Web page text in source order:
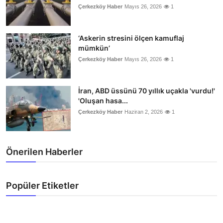
Çerkezköy Haber Mayıs 26, 2026 1
‘Askerin stresini ölçen kamuflaj
mümkün’
Çerkezköy Haber Mayıs 26, 2026 1
İran, ABD üssünü 70 yıllık uçakla 'vurdu!'
'Oluşan hasa...
Çerkezköy Haber Haziran 2, 2026 1
Önerilen Haberler
Popüler Etiketler